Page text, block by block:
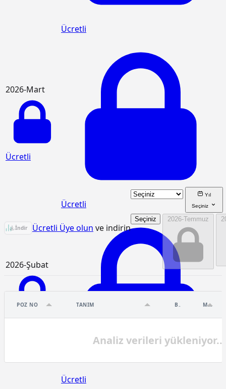
Ücretli
2026-Mart
Ücretli
Ücretli
2026-Şubat
Ücretli
77.105.1001 Birim Fiyat Analizi
İndir Ücretli Üye olun ve indirin
Yıl
Seçiniz
Seçiniz 2026-Temmuz
POZ NO TANIM BIRIM MIKTAR
Analiz verileri yükleniyor...